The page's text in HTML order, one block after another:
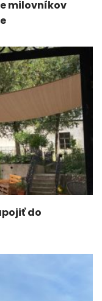
milovníkov
do